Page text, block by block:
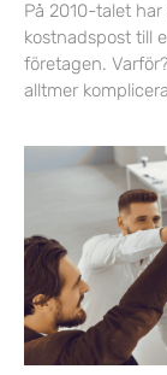
På 2010-talet
kostnadspost till
företagen.
alltmer